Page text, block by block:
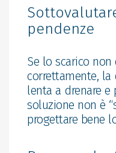
pendenze
Se lo scarico
correttamente, la
lenta a drenare e
soluzione non è
progettare bene